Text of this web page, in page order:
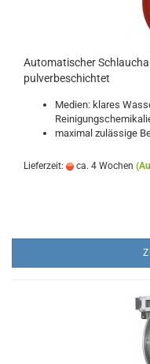
Automatischer
pulverbeschichtet
Medien: klares
maximal zulässige
Lieferzeit: ca. 4 Wochen